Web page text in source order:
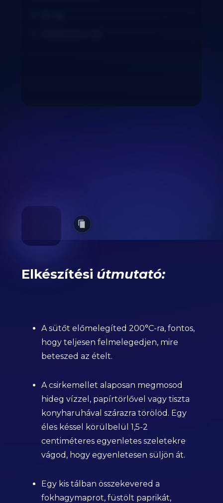
Elkészítési útmutató:
A sütőt előmelegíted 200°C-ra, fontos,
hogy teljesen felmelegedjen, mire
beteszed az ételt.
A csirkemellet alaposan megmosod
hideg vízzel, papírtörlővel vagy tiszta
konyharuhával szárazra törölöd. Egy
éles késsel körülbelül 1,5-2
centiméteres egyenletes szeletekre
vágod, hogy egyenletesen süljön át.
Egy kis tálban összekevered a
fokhagymaprot, füstölt paprikát,